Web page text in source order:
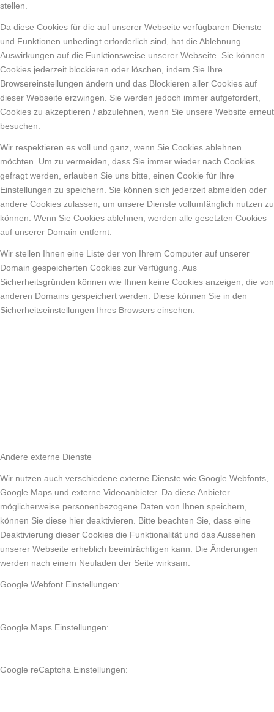
stellen.
Da diese Cookies für die auf unserer Webseite verfügbaren Dienste
und Funktionen unbedingt erforderlich sind, hat die Ablehnung
Auswirkungen auf die Funktionsweise unserer Webseite. Sie können
Cookies jederzeit blockieren oder löschen, indem Sie Ihre
Browsereinstellungen ändern und das Blockieren aller Cookies auf
dieser Webseite erzwingen. Sie werden jedoch immer aufgefordert,
Cookies zu akzeptieren / abzulehnen, wenn Sie unsere Website erneut
besuchen.
Wir respektieren es voll und ganz, wenn Sie Cookies ablehnen
möchten. Um zu vermeiden, dass Sie immer wieder nach Cookies
gefragt werden, erlauben Sie uns bitte, einen Cookie für Ihre
Einstellungen zu speichern. Sie können sich jederzeit abmelden oder
andere Cookies zulassen, um unsere Dienste vollumfänglich nutzen zu
können. Wenn Sie Cookies ablehnen, werden alle gesetzten Cookies
auf unserer Domain entfernt.
Wir stellen Ihnen eine Liste der von Ihrem Computer auf unserer
Domain gespeicherten Cookies zur Verfügung. Aus
Sicherheitsgründen können wie Ihnen keine Cookies anzeigen, die von
anderen Domains gespeichert werden. Diese können Sie in den
Sicherheitseinstellungen Ihres Browsers einsehen.
Andere externe Dienste
Wir nutzen auch verschiedene externe Dienste wie Google Webfonts,
Google Maps und externe Videoanbieter. Da diese Anbieter
möglicherweise personenbezogene Daten von Ihnen speichern,
können Sie diese hier deaktivieren. Bitte beachten Sie, dass eine
Deaktivierung dieser Cookies die Funktionalität und das Aussehen
unserer Webseite erheblich beeinträchtigen kann. Die Änderungen
werden nach einem Neuladen der Seite wirksam.
Google Webfont Einstellungen:
Google Maps Einstellungen:
Google reCaptcha Einstellungen: